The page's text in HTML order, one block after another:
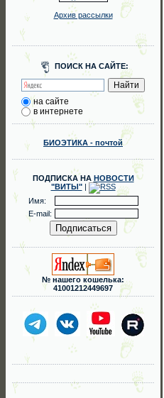
Архив рассылки
ПОИСК НА САЙТЕ:
на сайте
в интернете
БИОЭТИКА - почтой
ПОДПИСКА НА НОВОСТИ
"ВИТЫ"|
Имя:
E-mail:
№ нашего кошелька:
41001212449697